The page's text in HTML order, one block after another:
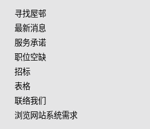
寻找屋邨
最新消息
服务承诺
职位空缺
招标
表格
联络我们
浏览网站系统需求